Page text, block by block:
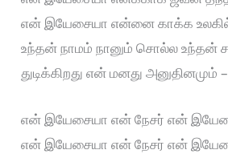
என் இயேசையா என்னை காக்க
உந்தன் நாமம் நானும் சொல்ல உந்தன்
துடிக்கிறது என் மனது
என் இயேசையா என் நேசர் என்
என் இயேசையா என் நேசர் என்